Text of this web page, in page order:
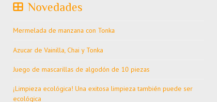
Novedades
Mermelada de manzana con Tonka
Azucar de Vainilla, Chai y Tonka
Juego de mascarillas de algodón de 10 piezas
¡Limpieza ecológica! Una exitosa limpieza también puede ser
ecológica